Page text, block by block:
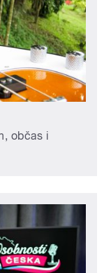
občas i